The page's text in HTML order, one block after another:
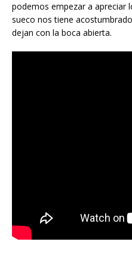
podemos empezar a apreciar
sueco nos tiene
dejan con la boca abierta.